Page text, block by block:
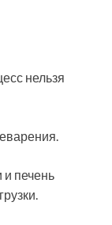
нельзя
печень